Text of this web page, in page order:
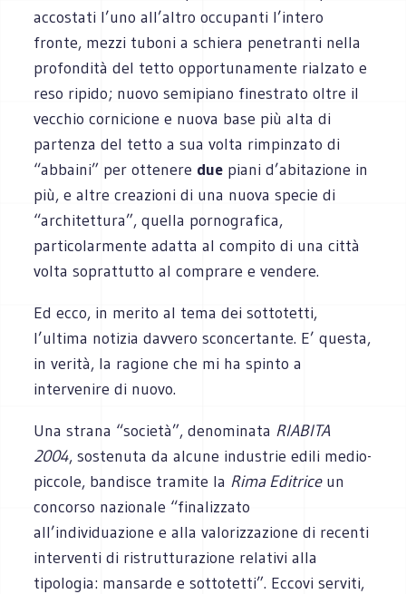
accostati l’uno all’altro occupanti l’intero
fronte, mezzi tuboni a schiera penetranti nella
profondità del tetto opportunamente rialzato e
reso ripido; nuovo semipiano finestrato oltre il
vecchio cornicione e nuova base più alta di
partenza del tetto a sua volta rimpinzato di
“abbaini” per ottenere due piani d’abitazione in
più, e altre creazioni di una nuova specie di
“architettura”, quella pornografica,
particolarmente adatta al compito di una città
volta soprattutto al comprare e vendere.
Ed ecco, in merito al tema dei sottotetti,
l’ultima notizia davvero sconcertante. E’ questa,
in verità, la ragione che mi ha spinto a
intervenire di nuovo.
Una strana “società”, denominata RIABITA
2004, sostenuta da alcune industrie edili medio-
piccole, bandisce tramite la Rima Editriceun
concorso nazionale “finalizzato
all’individuazione e alla valorizzazione di recenti
interventi di ristrutturazione relativi alla
tipologia: mansarde e sottotetti”. Eccovi serviti,